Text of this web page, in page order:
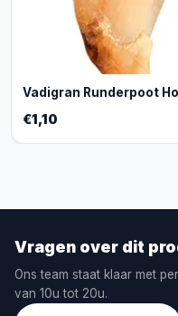
Vadigran Runderpoot
€1,10
Vragen over dit
Ons team staat klaar met
van 10u tot 20u.